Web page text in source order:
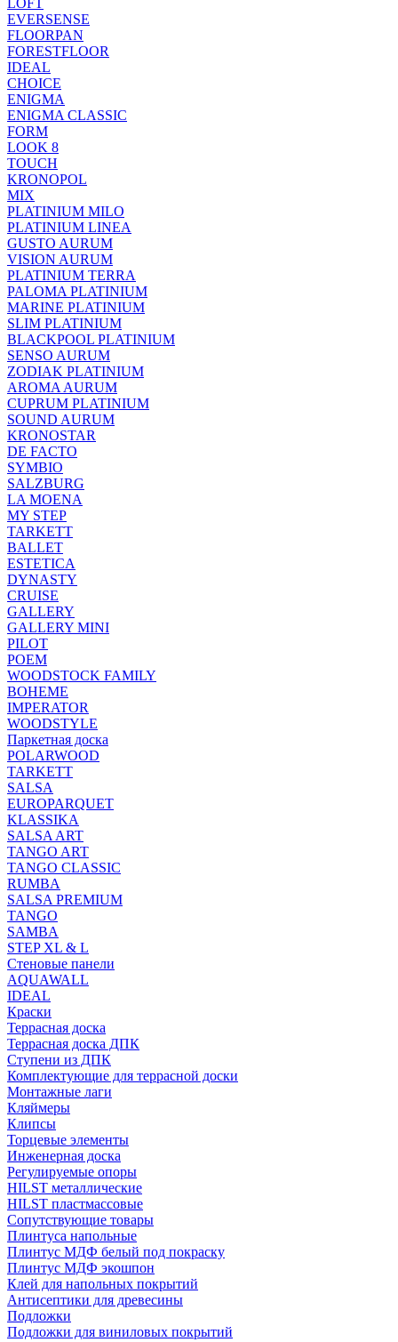
LOFT
EVERSENSE
FLOORPAN
FORESTFLOOR
IDEAL
CHOICE
ENIGMA
ENIGMA CLASSIC
FORM
LOOK 8
TOUCH
KRONOPOL
MIX
PLATINIUM MILO
PLATINIUM LINEA
GUSTO AURUM
VISION AURUM
PLATINIUM TERRA
PALOMA PLATINIUM
MARINE PLATINIUM
SLIM PLATINIUM
BLACKPOOL PLATINIUM
SENSO AURUM
ZODIAK PLATINIUM
AROMA AURUM
CUPRUM PLATINIUM
SOUND AURUM
KRONOSTAR
DE FACTO
SYMBIO
SALZBURG
LA MOENA
MY STEP
TARKETT
BALLET
ESTETICA
DYNASTY
CRUISE
GALLERY
GALLERY MINI
PILOT
POEM
WOODSTOCK FAMILY
BOHEME
IMPERATOR
WOODSTYLE
Паркетная доска
POLARWOOD
TARKETT
SALSA
EUROPARQUET
KLASSIKA
SALSA ART
TANGO ART
TANGO CLASSIC
RUMBA
SALSA PREMIUM
TANGO
SAMBA
STEP XL & L
Стеновые панели
AQUAWALL
IDEAL
Краски
Террасная доска
Террасная доска ДПК
Ступени из ДПК
Комплектующие для террасной доски
Монтажные лаги
Кляймеры
Клипсы
Торцевые элементы
Инженерная доска
Регулируемые опоры
HILST металлические
HILST пластмассовые
Сопутствующие товары
Плинтуса напольные
Плинтус МДФ белый под покраску
Плинтус МДФ экошпон
Клей для напольных покрытий
Антисептики для древесины
Подложки
Подложки для виниловых покрытий